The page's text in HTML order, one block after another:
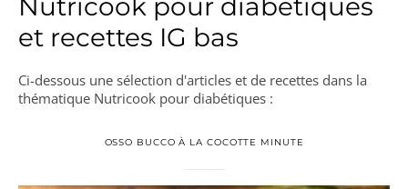
Nutricook pour diabétiques
et recettes IG bas
Ci-dessous une sélection d'articles et de recettes dans la
thématique Nutricook pour diabétiques :
OSSO BUCCO À LA COCOTTE MINUTE